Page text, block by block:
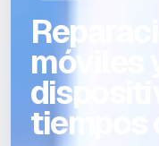
móviles
tiempos